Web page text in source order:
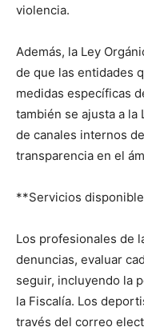
violencia.
Además, la Ley
de que las entidades
medidas específicas
también se ajusta a
de canales internos
transparencia en el
**Servicios
Los profesionales de
denuncias, evaluar
seguir, incluyendo la
la Fiscalía. Los
través del correo